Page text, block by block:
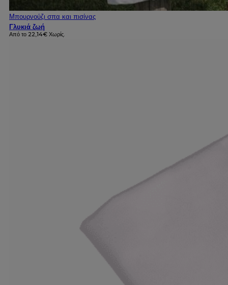
Μπουρνούζι σπα και πισίνας
Γλυκιά ζωή
Από το 22,14€ Χωρίς.